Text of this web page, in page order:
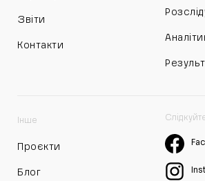
Звіти
Контакти
Інше
Проєкти
Блог